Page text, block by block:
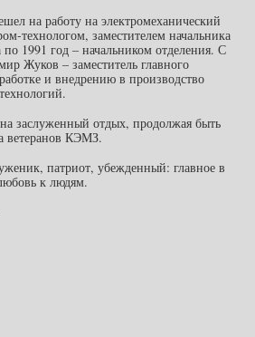
на работу на электромеханический
технологом, заместителем начальника
по 1991 год – начальником отделения. С
Жуков – заместитель главного
и внедрению в производство
заслуженный отдых, продолжая быть
ветеранов КЭМЗ.
патриот, убежденный: главное в
к людям.